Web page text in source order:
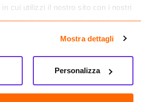
cui utilizzi il nostro sito con i nostri
di analisi dei dati web, pubblicità e
loro o che hanno raccolto dal
Mostra dettagli
Personalizza
REA: NA-884088